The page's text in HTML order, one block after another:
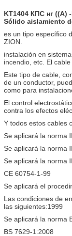
KT1404 КПС нг ((А)
Sólido aislamiento
es un tipo específico
ZION.
instalación en
incendio, etc. El
Este tipo de cable,
de un conductor,
como para
El control
contra los efectos
Y todos estos cables
Se aplicará la norma
Se aplicará la norma
Se aplicará la norma
CE 60754-1-99
Se aplicará el
Las condiciones de
las siguientes:1999
Se aplicará la norma
BS 7629-1:2008